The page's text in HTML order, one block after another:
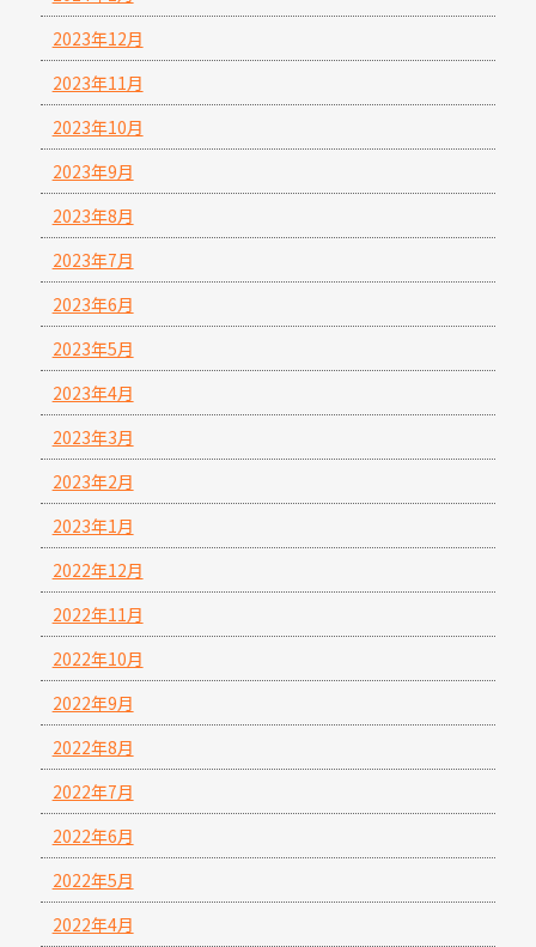
2023年12月
2023年11月
2023年10月
2023年9月
2023年8月
2023年7月
2023年6月
2023年5月
2023年4月
2023年3月
2023年2月
2023年1月
2022年12月
2022年11月
2022年10月
2022年9月
2022年8月
2022年7月
2022年6月
2022年5月
2022年4月